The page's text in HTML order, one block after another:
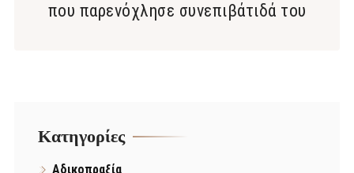
που παρενόχλησε συνεπιβάτιδά του
Kατηγορίες
Αδικοπραξία